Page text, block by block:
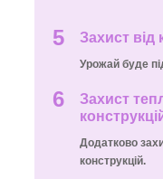
5 Захист від
Урожай буде
6
Захист
Додатково
конструкцій.